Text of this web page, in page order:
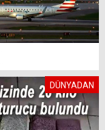
DÜNYADAN